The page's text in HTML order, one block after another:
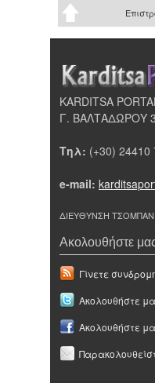
KARDITSA
Γ. ΒΑΛΤΑΔΩΡΟΥ
Τηλ: (+30) 24410
e-mail:
ΔΙΕΥΘΥΝΣΗ
Ακολουθήστε
Γίνετε
Ακολουθήστε
Ακολουθήστε